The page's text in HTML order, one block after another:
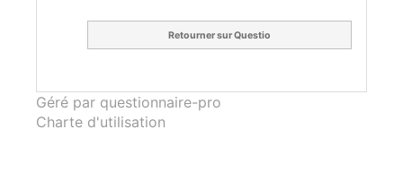
Retourner sur Questio
Géré par questionnaire-pro
Charte d'utilisation